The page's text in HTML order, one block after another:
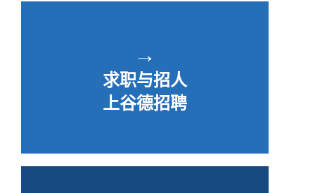
→
求职与招人
上谷德招聘